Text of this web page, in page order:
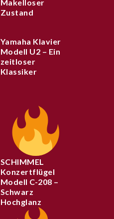
Makelloser
Zustand
Yamaha Klavier
Modell U2 – Ein
zeitloser
Klassiker
SCHIMMEL
Konzertflügel
Modell C-208 –
Schwarz
Hochglanz